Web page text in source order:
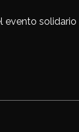
evento solidario